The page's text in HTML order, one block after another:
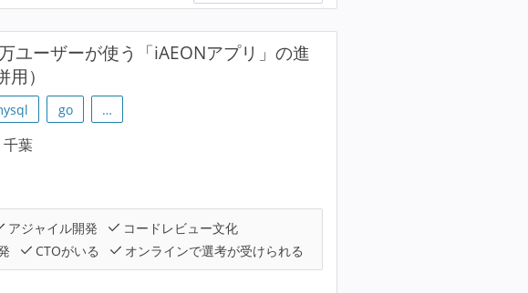
ユーザーが使う「iAEONアプリ」の進
）
go …
千葉
アジャイル開発
コードレビュー文化
CTOがいる オンラインで選考が受けられる